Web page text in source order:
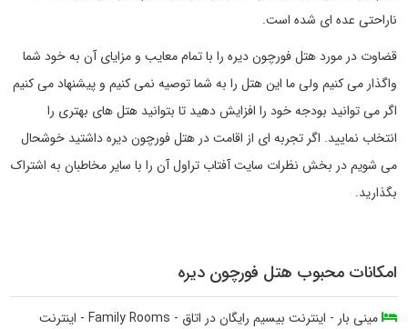
ناراحتی عده ای شده است.
قضاوت در مورد هتل فورچون دیره را با تمام معایب و مزایای آن به خود شما
واگذار می کنیم ولی ما این هتل را به شما توصیه نمی کنیم و پیشنهاد می کنیم
اگر می توانید بودجه خود را افزایش دهید تا بتوانید هتل های بهتری را
انتخاب نمایید. اگر تجربه ای از اقامت در هتل فورچون دیره داشتید خوشحال
می شویم در بخش نظرات سایت آفتاب تراول آن را با سایر مخاطبان به اشتراک
بگذارید.
امکانات محبوب هتل فورچون دیره
مینی بار - اینترنت بیسیم رایگان در اتاق -
Family Rooms
- اینترنت